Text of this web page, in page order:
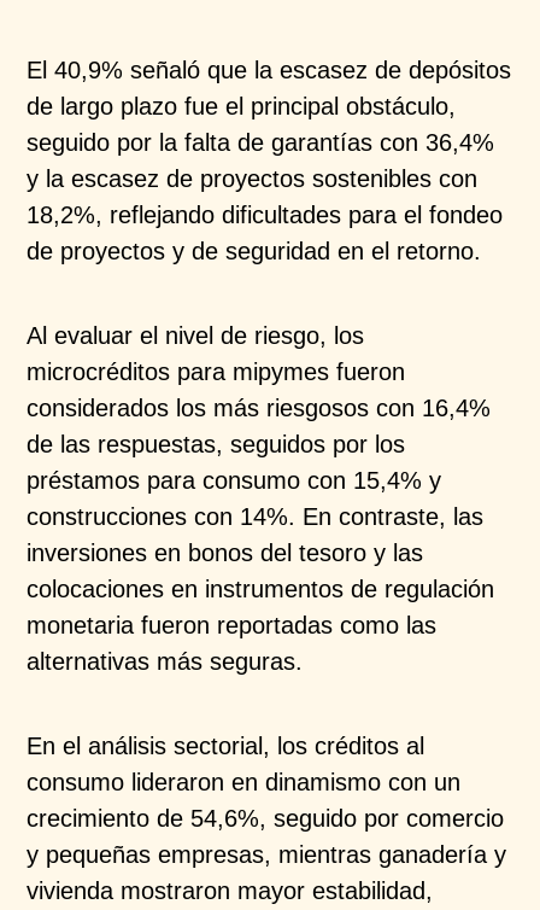
El 40,9% señaló que la escasez de depósitos
de largo plazo fue el principal obstáculo,
seguido por la falta degarantías con 36,4%
y la escasez de proyectossostenibles con
18,2%, reflejando dificultades para elfondeo
de proyectos y de seguridad en el retorno.
Al evaluar el nivel de riesgo, los
microcréditos para mipymes fueron
considerados los más riesgosos con 16,4%
de las respuestas, seguidos por los
préstamos para consumo con 15,4% y
construcciones con 14%. Encontraste, las
inversiones en bonos del tesoro y las
colocaciones en instrumentos de regulación
monetariafueron reportadas como las
alternativas más seguras.
En el análisis sectorial, los créditos al
consumo lideraron en dinamismo con un
crecimiento de 54,6%,seguido por comercio
y pequeñas empresas, mientrasganadería y
vivienda mostraron mayor estabilidad,